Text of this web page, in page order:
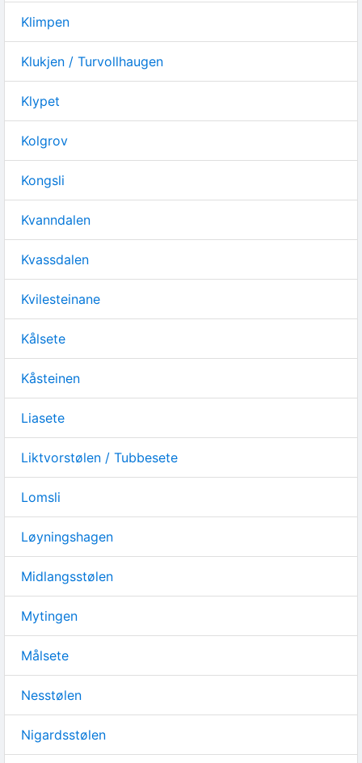
Klimpen
Klukjen / Turvollhaugen
Klypet
Kolgrov
Kongsli
Kvanndalen
Kvassdalen
Kvilesteinane
Kålsete
Kåsteinen
Liasete
Liktvorstølen / Tubbesete
Lomsli
Løyningshagen
Midlangsstølen
Mytingen
Målsete
Nesstølen
Nigardsstølen